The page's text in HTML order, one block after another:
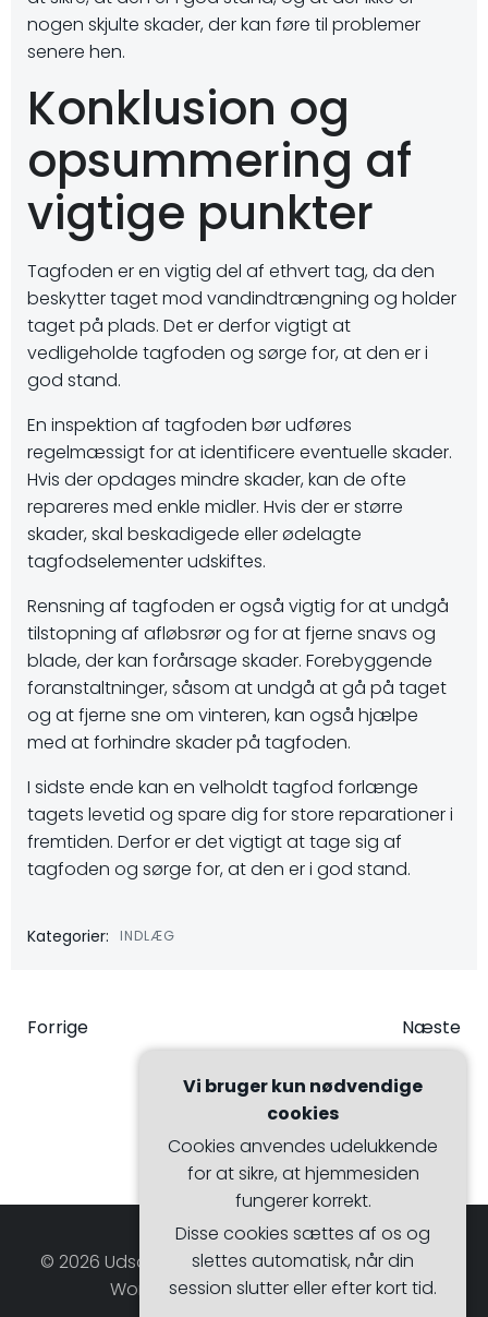
nogen skjulte skader, der kan føre til problemer
senere hen.
Konklusion og
opsummering af
vigtige punkter
Tagfoden er en vigtig del af ethvert tag, da den
beskytter taget mod vandindtrængning og holder
taget på plads. Det er derfor vigtigt at
vedligeholde tagfoden og sørge for, at den er i
god stand.
En inspektion af tagfoden bør udføres
regelmæssigt for at identificere eventuelle skader.
Hvis der opdages mindre skader, kan de ofte
repareres med enkle midler. Hvis der er større
skader, skal beskadigede eller ødelagte
tagfodselementer udskiftes.
Rensning af tagfoden er også vigtig for at undgå
tilstopning af afløbsrør og for at fjerne snavs og
blade, der kan forårsage skader. Forebyggende
foranstaltninger, såsom at undgå at gå på taget
og at fjerne sne om vinteren, kan også hjælpe
med at forhindre skader på tagfoden.
I sidste ende kan en velholdt tagfod forlænge
tagets levetid og spare dig for store reparationer i
fremtiden. Derfor er det vigtigt at tage sig af
tagfoden og sørge for, at den er i god stand.
Kategorier: INDLÆG
Indlægsnavigation
Forrige Næste
© 2026 Udsalgsmagasinet. Bygget ved at bruge
WordPress og Hugo WP Theme .
Vi bruger kun nødvendige
cookies
Cookies anvendes udelukkende
for at sikre, at hjemmesiden
fungerer korrekt.
Disse cookies sættes af os og
slettes automatisk, når din
session slutter eller efter kort tid.